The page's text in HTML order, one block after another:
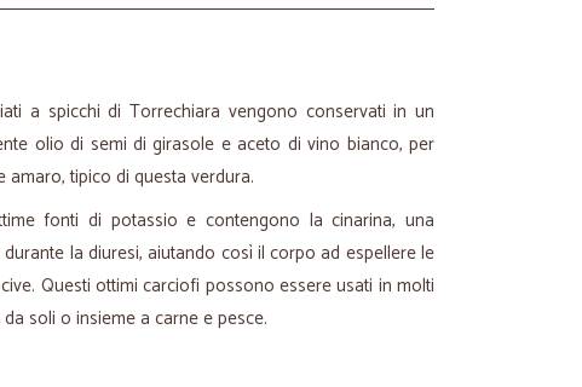
a spicchi di Torrechiara vengono conservati in un
olio di semi di girasole e aceto di vino bianco, per
tipico di questa verdura.
fonti di potassio e contengono la cinarina, una
la diuresi, aiutando così il corpo ad espellere le
Questi ottimi carciofi possono essere usati in molti
soli o insieme a carne e pesce.